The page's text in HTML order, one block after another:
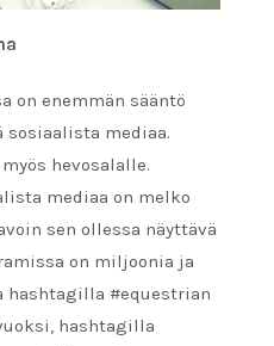
on enemmän sääntö
sosiaalista mediaa.
hevosalalle.
mediaa on melko
sen ollessa näyttävä
on miljoonia ja
#equestrian
hashtagilla